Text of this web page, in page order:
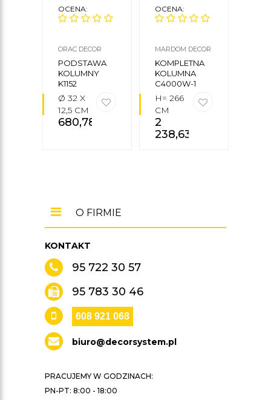
OCENA:
ORAC DECOR
PODSTAWA
KOLUMNY
K1152
Ø 32 X
12,5 CM
680,78
OCENA:
MARDOM DECOR
KOMPLETNA
KOLUMNA
C4000W-1
H= 266
CM
2
238,63
KONTAKT
95 722 30 57
95 783 30 46
608 921 068
biuro@decorsystem.pl
PRACUJEMY W GODZINACH:
PN-PT: 8:00 - 18:00
O FIRMIE